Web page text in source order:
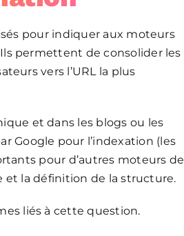
pour indiquer aux moteurs
permettent de consolider les
vers l’URL la plus
et dans les blogs ou les
Google pour l’indexation (les
pour d’autres moteurs de
et la définition de la structure.
liés à cette question.